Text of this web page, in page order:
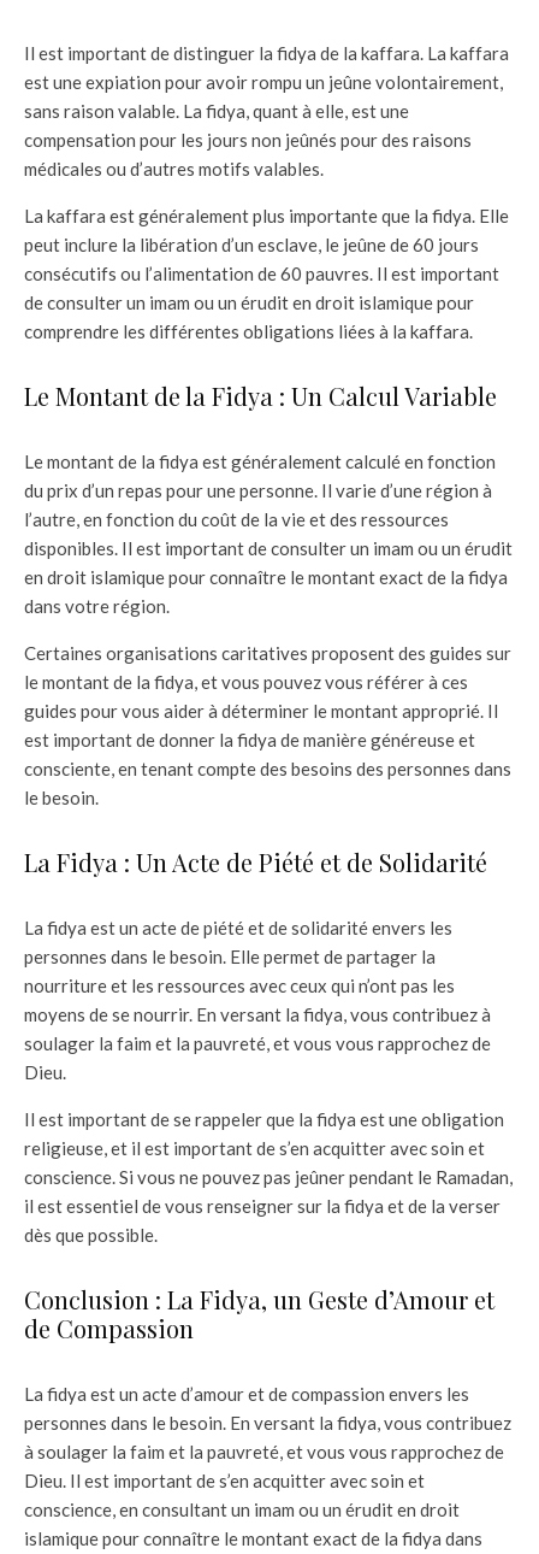
Il est important de distinguer la fidya de la kaffara. La kaffara
est une expiation pour avoir rompu un jeûne volontairement,
sans raison valable. La fidya, quant à elle, est une
compensation pour les jours non jeûnés pour des raisons
médicales ou d’autres motifs valables.
La kaffara est généralement plus importante que la fidya. Elle
peut inclure la libération d’un esclave, le jeûne de 60 jours
consécutifs ou l’alimentation de 60 pauvres. Il est important
de consulter un imam ou un érudit en droit islamique pour
comprendre les différentes obligations liées à la kaffara.
Le Montant de la Fidya : Un Calcul Variable
Le montant de la fidya est généralement calculé en fonction
du prix d’un repas pour une personne. Il varie d’une région à
l’autre, en fonction du coût de la vie et des ressources
disponibles. Il est important de consulter un imam ou un érudit
en droit islamique pour connaître le montant exact de la fidya
dans votre région.
Certaines organisations caritatives proposent des guides sur
le montant de la fidya, et vous pouvez vous référer à ces
guides pour vous aider à déterminer le montant approprié. Il
est important de donner la fidya de manière généreuse et
consciente, en tenant compte des besoins des personnes dans
le besoin.
La Fidya : Un Acte de Piété et de Solidarité
La fidya est un acte de piété et de solidarité envers les
personnes dans le besoin. Elle permet de partager la
nourriture et les ressources avec ceux qui n’ont pas les
moyens de se nourrir. En versant la fidya, vous contribuez à
soulager la faim et la pauvreté, et vous vous rapprochez de
Dieu.
Il est important de se rappeler que la fidya est une obligation
religieuse, et il est important de s’en acquitter avec soin et
conscience. Si vous ne pouvez pas jeûner pendant le Ramadan,
il est essentiel de vous renseigner sur la fidya et de la verser
dès que possible.
Conclusion : La Fidya, un Geste d’Amour et
de Compassion
La fidya est un acte d’amour et de compassion envers les
personnes dans le besoin. En versant la fidya, vous contribuez
à soulager la faim et la pauvreté, et vous vous rapprochez de
Dieu. Il est important de s’en acquitter avec soin et
conscience, en consultant un imam ou un érudit en droit
islamique pour connaître le montant exact de la fidya dans